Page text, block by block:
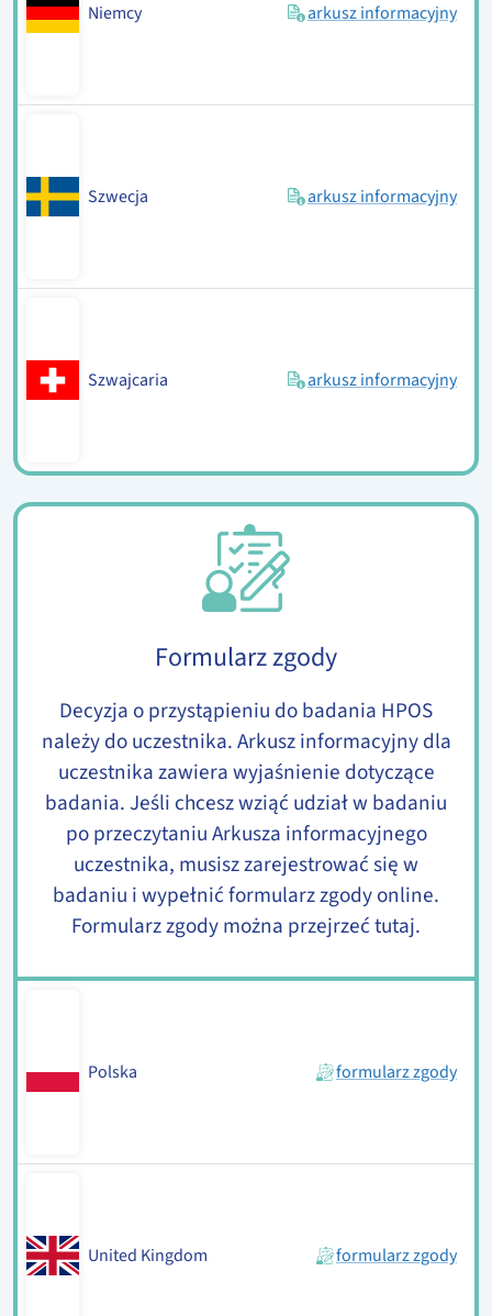
Niemcy arkusz informacyjny
Szwecja arkusz informacyjny
Szwajcaria arkusz informacyjny
Formularz zgody
Decyzja o przystąpieniu do badania HPOS
należy do uczestnika. Arkusz informacyjny dla
uczestnika zawiera wyjaśnienie dotyczące
badania. Jeśli chcesz wziąć udział w badaniu
po przeczytaniu Arkusza informacyjnego
uczestnika, musisz zarejestrować się w
badaniu i wypełnić formularz zgody online.
Formularz zgody można przejrzeć tutaj.
Polska formularz zgody
United Kingdom formularz zgody